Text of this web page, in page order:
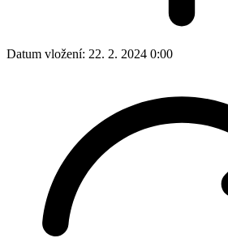
Datum vložení: 22. 2. 2024 0:00